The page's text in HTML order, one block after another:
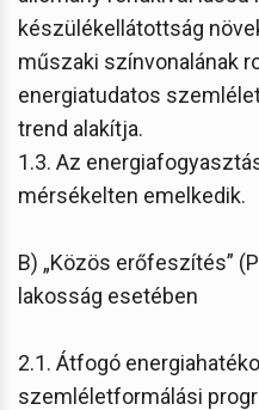
készülékellátottság
műszaki színvonalának
energiatudatos
trend alakítja.
1.3. Az
mérsékelten emelkedik.
B) „Közös erőfeszítés”
lakosság esetében
2.1. Átfogó
szemléletformálási